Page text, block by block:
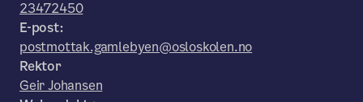
23472450
E-post:
postmottak.gamlebyen@osloskolen.no
Rektor
Geir Johansen